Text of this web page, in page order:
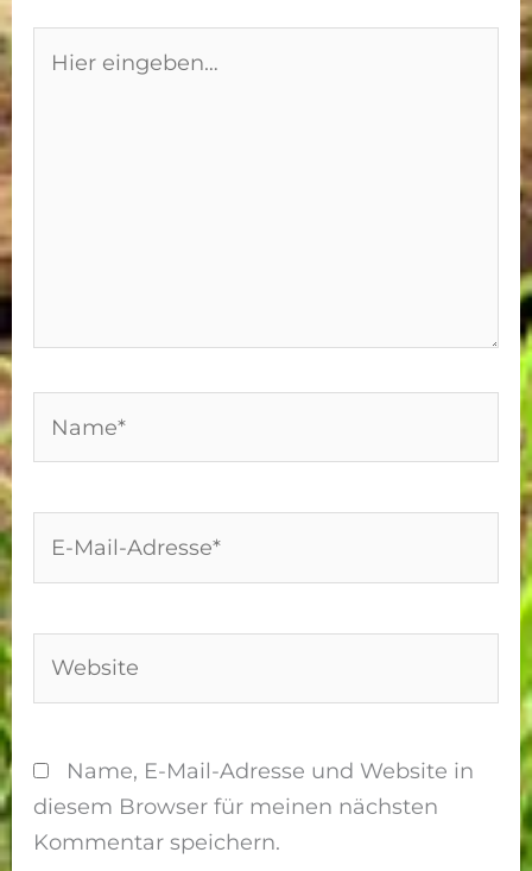
eingeben…
Mail-
Name, E-Mail-Adresse und Website in
diesem Browser für meinen nächsten
Kommentar speichern.